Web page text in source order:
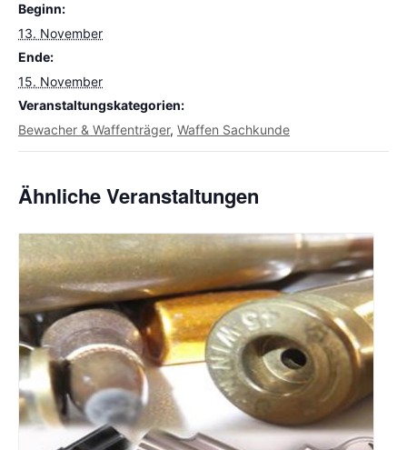
Beginn:
13. November
Ende:
15. November
Veranstaltungskategorien:
Bewacher & Waffenträger, Waffen Sachkunde
Ähnliche Veranstaltungen